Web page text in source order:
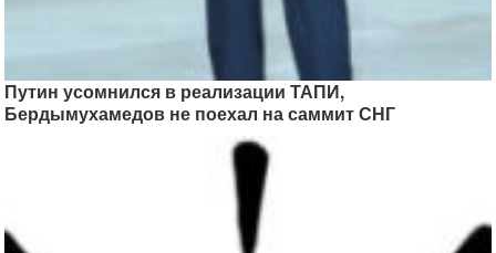
Путин усомнился в реализации ТАПИ,
Бердымухамедов не поехал на саммит СНГ